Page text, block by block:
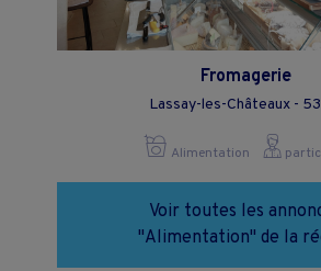
Fromagerie
Lassay-les-Châteaux -
Alimentation
Voir toutes les
"Alimentation" de la